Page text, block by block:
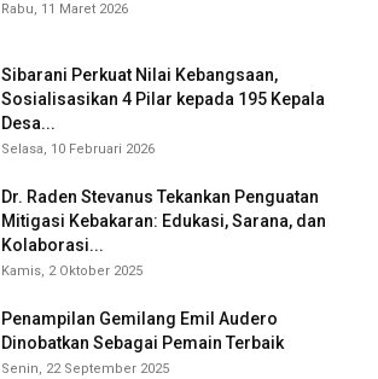
Rabu, 11 Maret 2026
Sibarani Perkuat Nilai Kebangsaan,
Sosialisasikan 4 Pilar kepada 195 Kepala
Desa...
Selasa, 10 Februari 2026
Dr. Raden Stevanus Tekankan Penguatan
Mitigasi Kebakaran: Edukasi, Sarana, dan
Kolaborasi...
Kamis, 2 Oktober 2025
Penampilan Gemilang Emil Audero
Dinobatkan Sebagai Pemain Terbaik
Senin, 22 September 2025